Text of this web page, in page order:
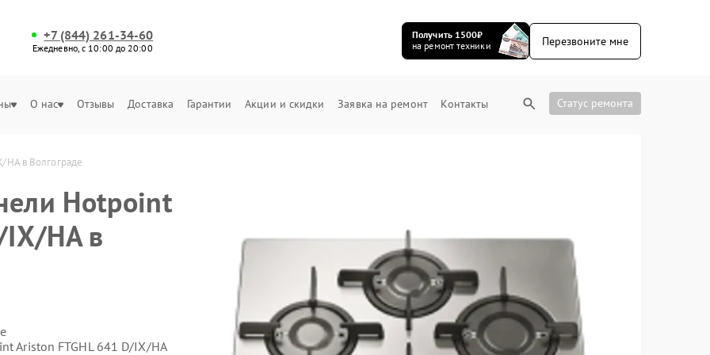
+7 (844) 261-34-60
Ежедневно, с 10:00 до 20:00
Получить 1500₽
на ремонт техники
Перезвоните мне
О нас Отзывы Доставка Гарантии Акции и скидки Заявка на ремонт Контакты Статус ремонта
в Волгограде
Hotpoint
HA в
Ariston FTGHL 641 D/IX/HA